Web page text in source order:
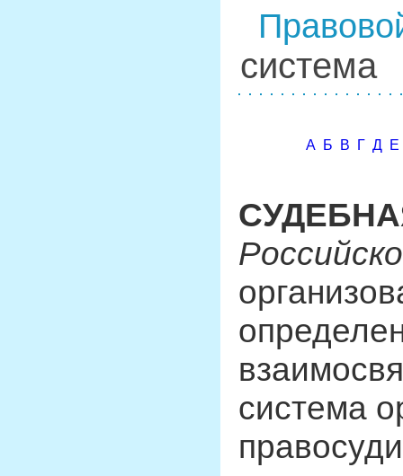
система
А Б В Г Д Е
система